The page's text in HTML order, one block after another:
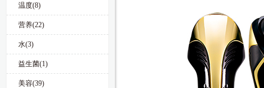
温度(8)
营养(22)
水(3)
益生菌(1)
美容(39)